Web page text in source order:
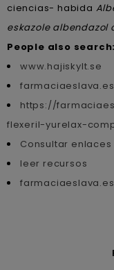
ciencias- habida
eskazole albendazol
People also search:
www.hajiskylt.se
farmaciaeslava.es
https://
flexeril-yurelax-
Consultar enlaces
leer recursos
farmaciaeslava.es